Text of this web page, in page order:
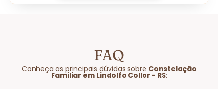
FAQ
Conheça as principais dúvidas sobre Constelação
Familiar em Lindolfo Collor - RS: